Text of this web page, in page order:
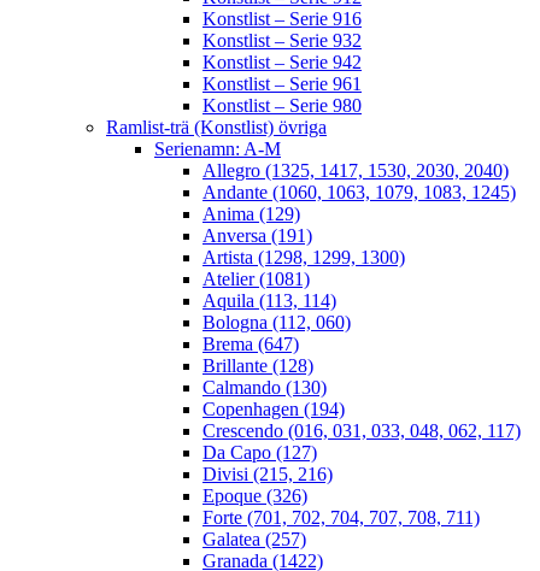
Konstlist – Serie 916
Konstlist – Serie 932
Konstlist – Serie 942
Konstlist – Serie 961
Konstlist – Serie 980
Ramlist-trä (Konstlist) övriga
Serienamn: A-M
Allegro (1325, 1417, 1530, 2030, 2040)
Andante (1060, 1063, 1079, 1083, 1245)
Anima (129)
Anversa (191)
Artista (1298, 1299, 1300)
Atelier (1081)
Aquila (113, 114)
Bologna (112, 060)
Brema (647)
Brillante (128)
Calmando (130)
Copenhagen (194)
Crescendo (016, 031, 033, 048, 062, 117)
Da Capo (127)
Divisi (215, 216)
Epoque (326)
Forte (701, 702, 704, 707, 708, 711)
Galatea (257)
Granada (1422)